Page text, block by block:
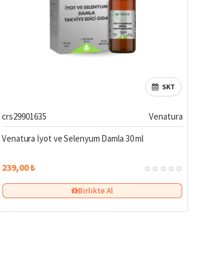
SKT
crs29901635
Venatura
Venatura İyot ve Selenyum Damla 30 ml
239,00 ₺
Birlikte Al